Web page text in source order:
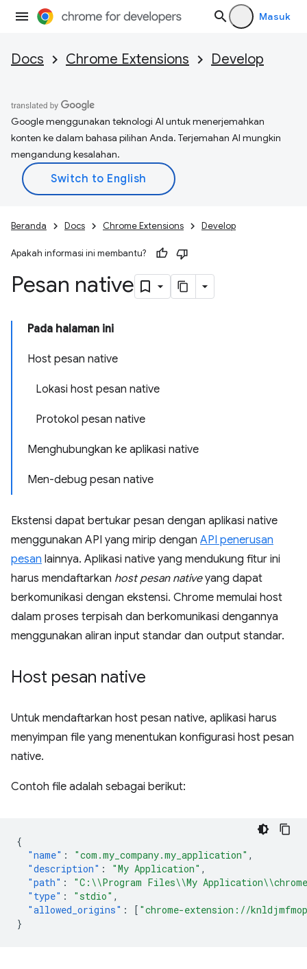
Masuk
Docs Chrome Extensions Develop
Google menggunakan teknologi AI untuk menerjemahkan
konten ke dalam bahasa pilihan Anda. Terjemahan AI mungkin
mengandung kesalahan.
Beranda Docs Chrome Extensions Develop
Apakah informasi ini membantu?
Pesan native
Pada halaman ini
Host pesan native
Lokasi host pesan native
Protokol pesan native
Menghubungkan ke aplikasi native
Men-debug pesan native
Ekstensi dapat bertukar pesan dengan aplikasi native
menggunakan API yang mirip dengan API penerusan
pesan lainnya. Aplikasi native yang mendukung fitur ini
harus mendaftarkan host pesan nativeyang dapat
berkomunikasi dengan ekstensi. Chrome memulai host
dalam proses terpisah dan berkomunikasi dengannya
menggunakan aliran input standar dan output standar.
Host pesan native
Untuk mendaftarkan host pesan native, aplikasi harus
menyimpan file yang menentukan konfigurasi host pesan
native.
Contoh file adalah sebagai berikut:
{
"name" : "com.my_company.my_application" ,
"description" : "My Application" ,
"path" :
"C:\\Program Files\\My
"type" : "stdio" ,
"allowed_origins" : [ "chrome-extension://
}